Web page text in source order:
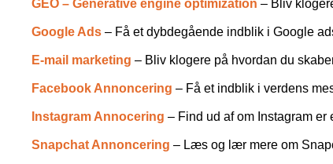
GEO – Generative engine optimization – Bliv
Google Ads – Få et dybdegående indblik i Google
E-mail marketing – Bliv klogere på hvordan du
Facebook Annoncering – Få et indblik i verdens
Instagram Annocering – Find ud af om Instagram
Snapchat Annoncering – Læs og lær mere om